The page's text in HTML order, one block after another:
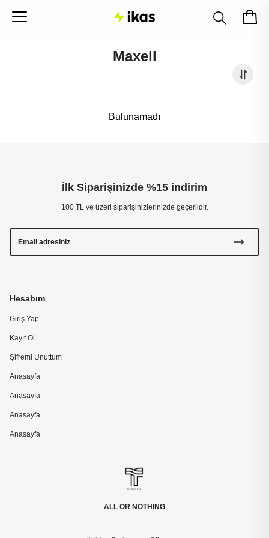
Maxell
Bulunamadı
ALL OR NOTHING
Hesabım
Giriş Yap
Kayıt Ol
Şifremi Unuttum
Anasayfa
Anasayfa
Anasayfa
Anasayfa
İlk Siparişinizde %15 indirim
100 TL ve üzeri siparişinizlerinizde geçerlidir.